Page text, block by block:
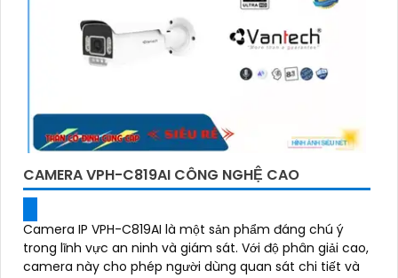
CAMERA VPH-C819AI CÔNG NGHỆ CAO
Camera IP VPH-C819AI là một sản phẩm đáng chú ý
trong lĩnh vực an ninh và giám sát. Với độ phân giải cao,
camera này cho phép người dùng quan sát chi tiết và